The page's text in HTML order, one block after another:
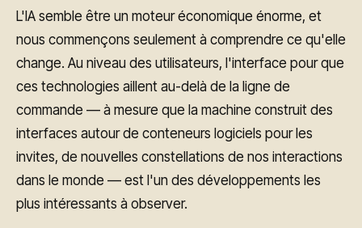
L'IA semble être un moteur économique énorme, et
nous commençons seulement à comprendre ce qu'elle
change. Au niveau des utilisateurs, l'interface pour que
ces technologies aillent au-delà de la ligne de
commande — à mesure que la machine construit des
interfaces autour de conteneurs logiciels pour les
invites, de nouvelles constellations de nos interactions
dans le monde — est l'un des développements les
plus intéressants à observer.